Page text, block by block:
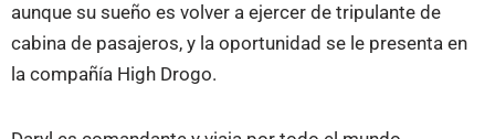
aunque su sueño es volver a ejercer de tripulante de
cabina de pasajeros, y la oportunidad se le presenta en
la compañía High Drogo.